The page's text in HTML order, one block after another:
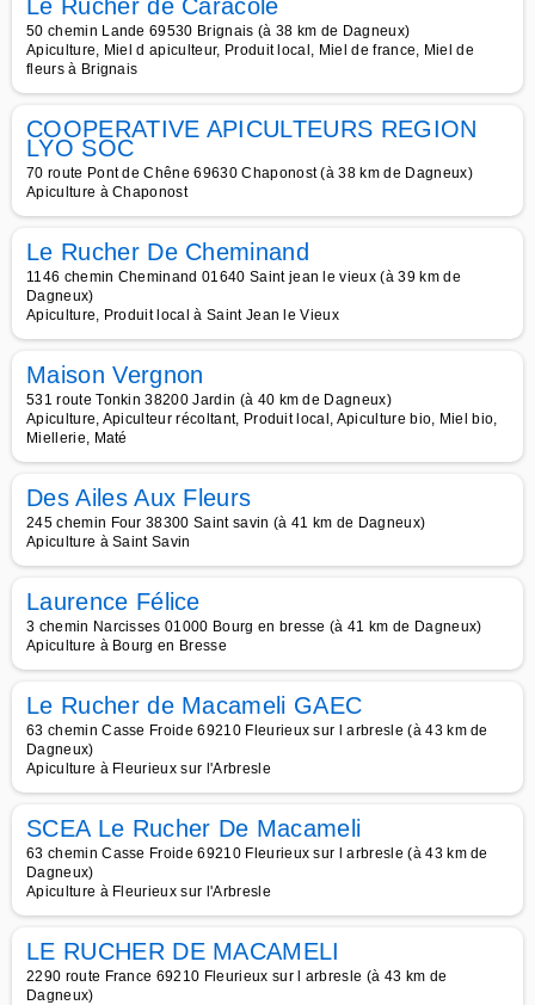
Le Rucher de Caracole
50 chemin Lande 69530 Brignais (à 38 km de Dagneux)
Apiculture, Miel d apiculteur, Produit local, Miel de france, Miel de
fleurs à Brignais
COOPERATIVE APICULTEURS REGION
LYO SOC
70 route Pont de Chêne 69630 Chaponost (à 38 km de Dagneux)
Apiculture à Chaponost
Le Rucher De Cheminand
1146 chemin Cheminand 01640 Saint jean le vieux (à 39 km de
Dagneux)
Apiculture, Produit local à Saint Jean le Vieux
Maison Vergnon
531 route Tonkin 38200 Jardin (à 40 km de Dagneux)
Apiculture, Apiculteur récoltant, Produit local, Apiculture bio, Miel bio,
Miellerie, Maté
Des Ailes Aux Fleurs
245 chemin Four 38300 Saint savin (à 41 km de Dagneux)
Apiculture à Saint Savin
Laurence Félice
3 chemin Narcisses 01000 Bourg en bresse (à 41 km de Dagneux)
Apiculture à Bourg en Bresse
Le Rucher de Macameli GAEC
63 chemin Casse Froide 69210 Fleurieux sur l arbresle (à 43 km de
Dagneux)
Apiculture à Fleurieux sur l'Arbresle
SCEA Le Rucher De Macameli
63 chemin Casse Froide 69210 Fleurieux sur l arbresle (à 43 km de
Dagneux)
Apiculture à Fleurieux sur l'Arbresle
LE RUCHER DE MACAMELI
2290 route France 69210 Fleurieux sur l arbresle (à 43 km de
Dagneux)